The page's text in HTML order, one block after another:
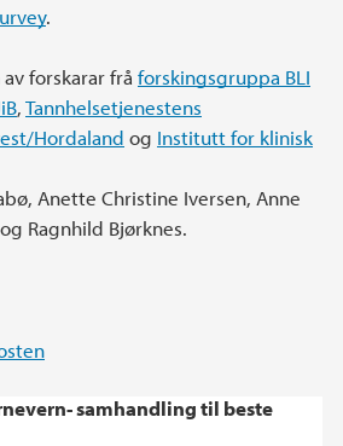
.
forskarar frå forskingsgruppa BLI
,Tannhelsetjenestens
Hordaland og Institutt for klinisk
Anette Christine Iversen, Anne
Ragnhild Bjørknes.
samhandling til beste